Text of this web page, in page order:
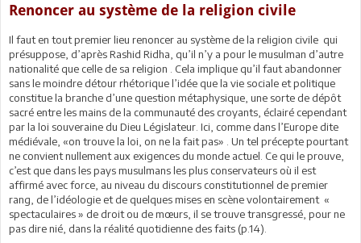
Renoncer au système de la religion civile
Il faut en tout premier lieu renoncer au système de la religion civile qui
présuppose, d’après Rashid Ridha, qu’il n’y a pour le musulman d’autre
nationalité que celle de sa religion . Cela implique qu’il faut abandonner
sans le moindre détour rhétorique l’idée que la vie sociale et politique
constitue la branche d’une question métaphysique, une sorte de dépôt
sacré entre les mains de la communauté des croyants, éclairé cependant
par la loi souveraine du Dieu Législateur. Ici, comme dans l’Europe dite
médiévale, «on trouve la loi, on ne la fait pas» . Un tel précepte pourtant
ne convient nullement aux exigences du monde actuel. Ce qui le prouve,
c’est que dans les pays musulmans les plus conservateurs où il est
affirmé avec force, au niveau du discours constitutionnel de premier
rang, de l’idéologie et de quelques mises en scène volontairement «
spectaculaires » de droit ou de mœurs, il se trouve transgressé, pour ne
pas dire nié, dans la réalité quotidienne des faits (p.14).